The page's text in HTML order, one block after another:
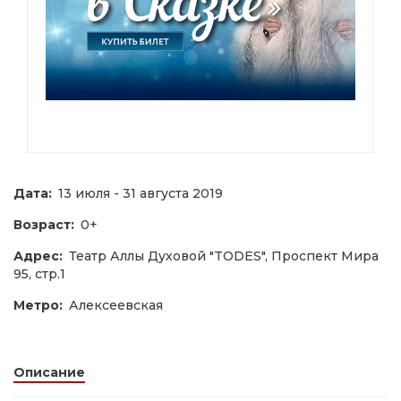
Дата: 13 июля - 31 августа 2019
Возраст: 0+
Адрес: Театр Аллы Духовой "TODES", Проспект Мира
95, стр.1
Метро: Алексеевская
Описание